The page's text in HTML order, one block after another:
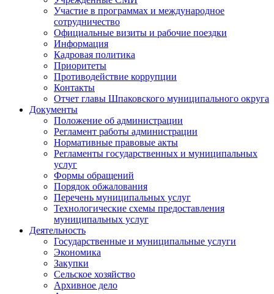
Участие в программах и международное
сотрудничество
Официальные визиты и рабочие поездки
Информация
Кадровая политика
Приоритеты
Противодействие коррупции
Контакты
Отчет главы Шпаковского муниципального округа
Документы
Положение об администрации
Регламент работы администрации
Нормативные правовые акты
Регламенты государственных и муниципальных
услуг
Формы обращений
Порядок обжалования
Перечень муниципальных услуг
Технологические схемы предоставления
муниципальных услуг
Деятельность
Государственные и муниципальные услуги
Экономика
Закупки
Сельское хозяйство
Архивное дело